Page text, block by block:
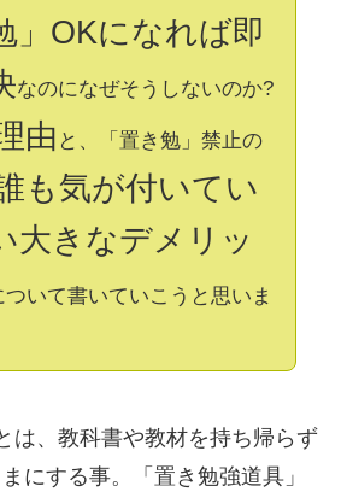
」OKになれば即
なのになぜそうしないのか?
由 と、「置き勉」禁止の
も気が付いてい
大きなデメリッ
ついて書いていこうと思いま
、教科書や教材を持ち帰らず
にする事。「置き勉強道具」